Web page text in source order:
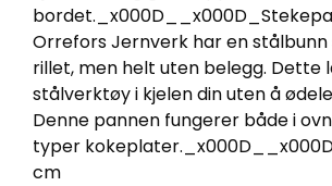
Orrefors Jernverk har en
rillet, men helt uten belegg. Dette
stålverktøy i kjelen din uten å
Denne pannen fungerer både i
typer
cm